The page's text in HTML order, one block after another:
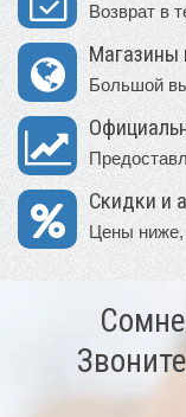
Возврат в
Магазины
Большой
Скидки и
Цены ниже,